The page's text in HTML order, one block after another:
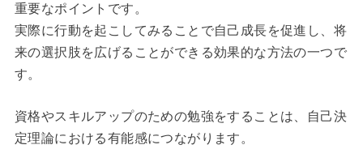
重要なポイントです。
実際に行動を起こしてみることで自己成長を促進し、将
来の選択肢を広げることができる効果的な方法の一つで
す。
資格やスキルアップのための勉強をすることは、自己決
定理論における有能感につながります。